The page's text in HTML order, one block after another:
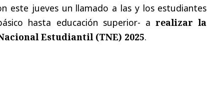
este jueves un llamado a las y los estudiantes
hasta educación superior- a realizar la
Estudiantil (TNE) 2025.